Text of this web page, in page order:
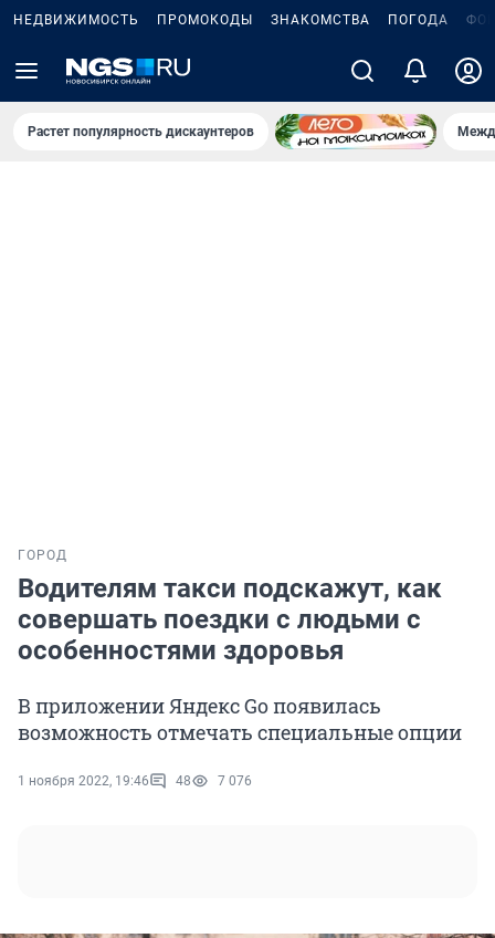
НЕДВИЖИМОСТЬ ПРОМОКОДЫ ЗНАКОМСТВА ПОГОДА
Растет популярность дискаунтеров
ГОРОД
Водителям такси подскажут, как
совершать поездки с людьми с
особенностями здоровья
В приложении Яндекс Go появилась
возможность отмечать специальные опции
1 ноября 2022, 19:46 48 7 076